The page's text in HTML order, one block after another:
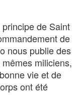
de Saint
de
nous publie des
miliciens,
vie et de
ont été